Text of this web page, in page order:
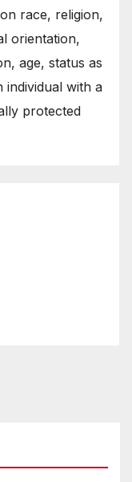
race, religion,
orientation,
age, status as
individual with a
protected